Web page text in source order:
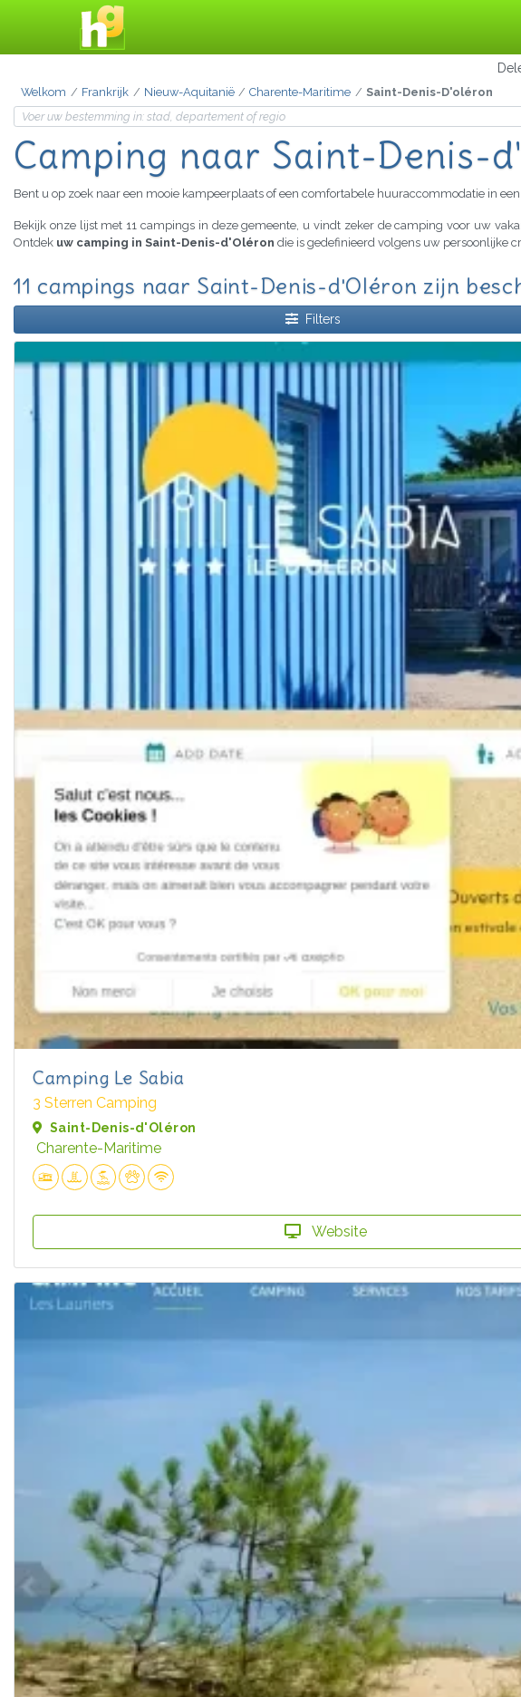
Welkom Frankrijk Nieuw-Aquitanië Charente-Maritime Saint-Denis-D'oléron
Camping naar Saint-Denis-
Bent u op zoek naar een mooie kampeerplaats of een comfortabele huuraccommodatie in een
Bekijk onze lijst met 11 campings in deze gemeente, u vindt zeker de camping voor uw
Ontdek uw camping in Saint-Denis-d'Oléron die is gedefinieerd volgens uw persoonlijke
11 campings naar Saint-Denis-d'Oléron zijn
Filters
Camping Le Sabia
3 Sterren Camping
Saint-Denis-d'Oléron
Charente-Maritime
Website